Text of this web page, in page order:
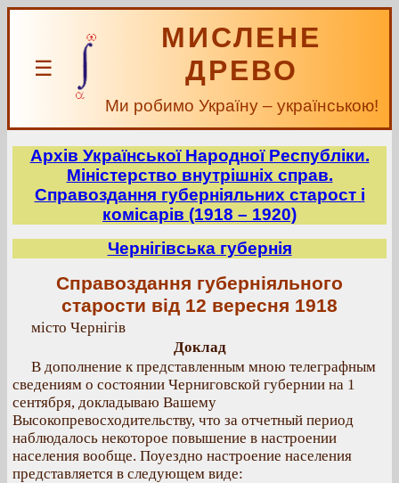
☰
МИСЛЕНЕ
ДРЕВО
Ми робимо Україну – українською!
Архів Української Народної Республіки.
Міністерство внутрішніх справ.
Справоздання губерніяльних старост і
комісарів (1918 – 1920)
Чернігівська губернія
Справоздання губерніяльного
старости від 12 вересня 1918
місто Чернігів
Доклад
В дополнение к представленным мною телеграфным
сведениям о состоянии Черниговской губернии на 1
сентября, докладываю Вашему
Высокопревосходительству, что за отчетный период
наблюдалось некоторое повышение в настроении
населения вообще. Поуездно настроение населения
представляется в следующем виде: